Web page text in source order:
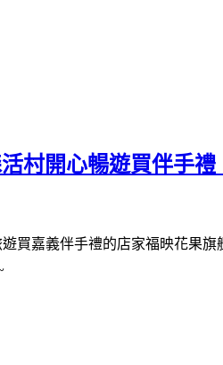
村開心暢遊買伴手禮
買嘉義伴手禮的店家福映花果